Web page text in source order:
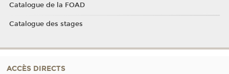
Catalogue de la FOAD
Catalogue des stages
ACCÈS DIRECTS